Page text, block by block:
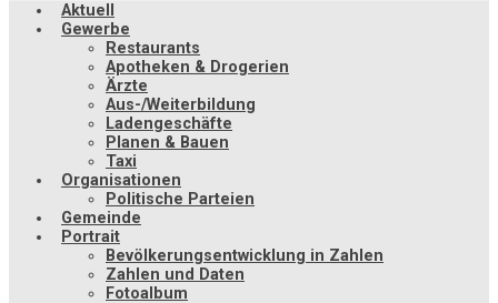
Aktuell
Gewerbe
Restaurants
Apotheken & Drogerien
Ärzte
Aus-/Weiterbildung
Ladengeschäfte
Planen & Bauen
Taxi
Organisationen
Politische Parteien
Gemeinde
Portrait
Bevölkerungsentwicklung in Zahlen
Zahlen und Daten
Fotoalbum